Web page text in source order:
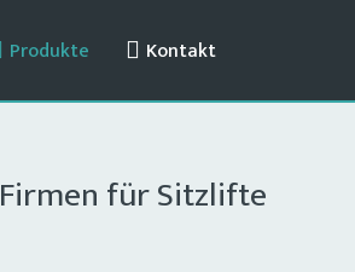
Produkte Kontakt
Firmen für Sitzlifte